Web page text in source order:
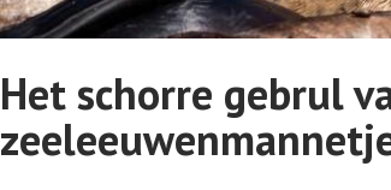
Het schorre gebrul